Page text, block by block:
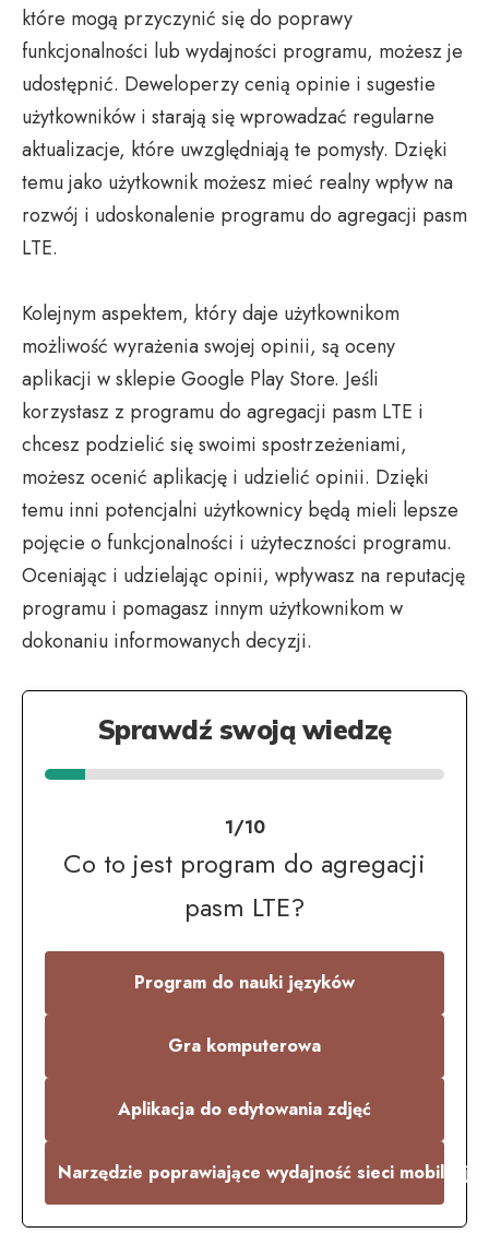
które mogą przyczynić się do poprawy
funkcjonalności lub wydajności programu, możesz je
udostępnić. Deweloperzy cenią opinie i sugestie
użytkowników i starają się wprowadzać regularne
aktualizacje, które uwzględniają te pomysły. Dzięki
temu jako użytkownik możesz mieć realny wpływ na
rozwój i udoskonalenie programu do agregacji pasm
LTE.
Kolejnym aspektem, który daje użytkownikom
możliwość wyrażenia swojej opinii, są oceny
aplikacji w sklepie Google Play Store. Jeśli
korzystasz z programu do agregacji pasm LTE i
chcesz podzielić się swoimi spostrzeżeniami,
możesz ocenić aplikację i udzielić opinii. Dzięki
temu inni potencjalni użytkownicy będą mieli lepsze
pojęcie o funkcjonalności i użyteczności programu.
Oceniając i udzielając opinii, wpływasz na reputację
programu i pomagasz innym użytkownikom w
dokonaniu informowanych decyzji.
Sprawdź swoją wiedzę
1/10
Co to jest program do agregacji
pasm LTE?
Program do nauki języków
Gra komputerowa
Aplikacja do edytowania zdjęć
Narzędzie poprawiające wydajność sieci mobilnej